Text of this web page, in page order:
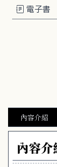
電子書
內容介紹
內容介